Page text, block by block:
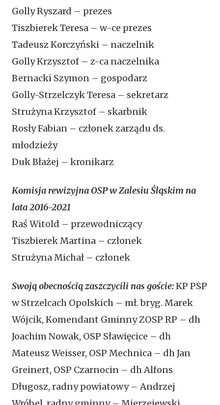
Golly Ryszard – prezes
Tiszbierek Teresa – w-ce prezes
Tadeusz Korczyński – naczelnik
Golly Krzysztof – z-ca naczelnika
Bernacki Szymon – gospodarz
Golly-Strzelczyk Teresa – sekretarz
Strużyna Krzysztof – skarbnik
Rosły Fabian – członek zarządu ds.
młodzieży
Duk Błażej – kronikarz
Komisja rewizyjna OSP w Zalesiu Śląskim na
lata 2016-2021
Raś Witold – przewodniczący
Tiszbierek Martina – członek
Strużyna Michał – członek
Swoją obecnością zaszczycili nas goście:KP PSP
w Strzelcach Opolskich – mł. bryg. Marek
Wójcik, Komendant Gminny ZOSP RP – dh
Joachim Nowak, OSP Sławięcice – dh
Mateusz Weisser, OSP Mechnica – dh Jan
Greinert, OSP Czarnocin – dh Alfons
Długosz, radny powiatowy – Andrzej